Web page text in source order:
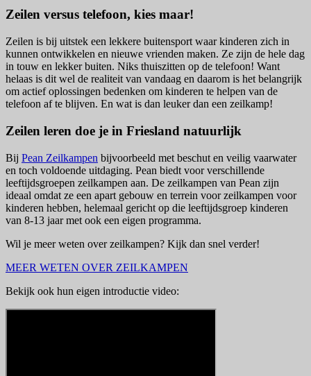
Zeilen versus telefoon, kies maar!
Zeilen is bij uitstek een lekkere buitensport waar kinderen zich in
kunnen ontwikkelen en nieuwe vrienden maken. Ze zijn de hele dag
in touw en lekker buiten. Niks thuiszitten op de telefoon! Want
helaas is dit wel de realiteit van vandaag en daarom is het belangrijk
om actief oplossingen bedenken om kinderen te helpen van de
telefoon af te blijven. En wat is dan leuker dan een zeilkamp!
Zeilen leren doe je in Friesland natuurlijk
Bij Pean Zeilkampen bijvoorbeeld met beschut en veilig vaarwater
en toch voldoende uitdaging. Pean biedt voor verschillende
leeftijdsgroepen zeilkampen aan. De zeilkampen van Pean zijn
ideaal omdat ze een apart gebouw en terrein voor zeilkampen voor
kinderen hebben, helemaal gericht op die leeftijdsgroep kinderen
van 8-13 jaar met ook een eigen programma.
Wil je meer weten over zeilkampen? Kijk dan snel verder!
MEER WETEN OVER ZEILKAMPEN
Bekijk ook hun eigen introductie video: